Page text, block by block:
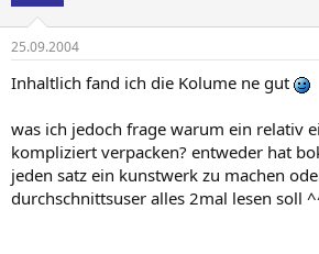
25.09.2004
Inhaltlich fand ich die Kolume ne gut
was ich jedoch frage warum ein relativ
kompliziert verpacken? entweder hat
jeden satz ein kunstwerk zu machen
durchschnittsuser alles 2mal lesen soll